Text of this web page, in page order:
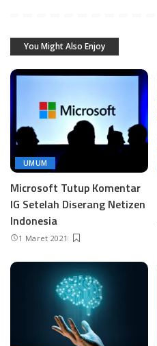
You Might Also Enjoy
UMUM
Microsoft Tutup Komentar
IG Setelah Diserang Netizen
Indonesia
1 Maret 2021